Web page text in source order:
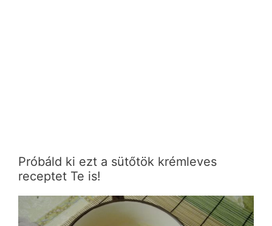
Próbáld ki ezt a sütőtök krémleves
receptet Te is!